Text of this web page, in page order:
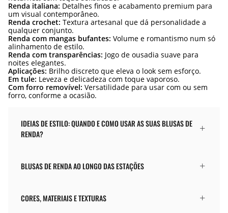
Renda italiana: Detalhes finos e acabamento premium para
um visual contemporâneo.
Renda crochet: Textura artesanal que dá personalidade a
qualquer conjunto.
Renda com mangas bufantes: Volume e romantismo num só
alinhamento de estilo.
Renda com transparências: Jogo de ousadia suave para
noites elegantes.
Aplicações: Brilho discreto que eleva o look sem esforço.
Em tule: Leveza e delicadeza com toque vaporoso.
Com forro removível: Versatilidade para usar com ou sem
forro, conforme a ocasião.
IDEIAS DE ESTILO: QUANDO E COMO USAR AS SUAS BLUSAS DE
RENDA?
BLUSAS DE RENDA AO LONGO DAS ESTAÇÕES
CORES, MATERIAIS E TEXTURAS